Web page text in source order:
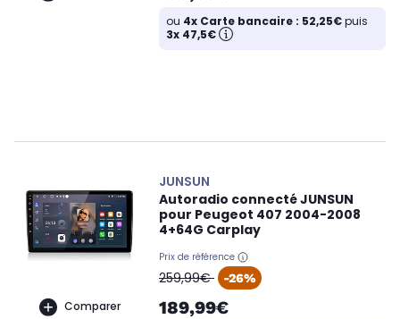
ou 4x Carte bancaire : 52,25€puis
3x 47,5€
Comparer
JUNSUN
Autoradio connecté JUNSUN
pour Peugeot 407 2004-2008
4+64G Carplay
Prix de référence
oldPrice
259,99€ -26%
189,99€